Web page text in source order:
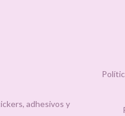
adhesivos y